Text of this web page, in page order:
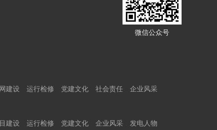
微信公众号
建设 运行检修 党建文化 社会责任
企业风采
建设 运行检修 党建文化 企业风采
发电人物